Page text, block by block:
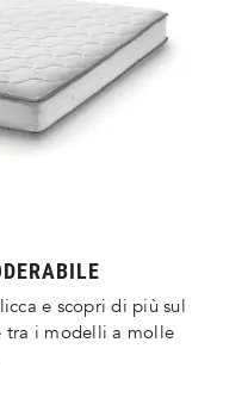
e scopri di più sul
tra i modelli a molle